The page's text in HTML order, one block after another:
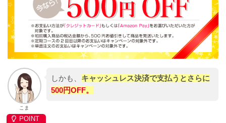
こま
しかも、 キャッシュレス決済で支払うとさらに
500円OFF。